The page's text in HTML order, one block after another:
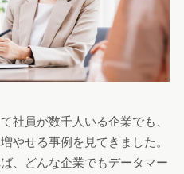
社員が数千人いる企業でも、
やせる事例を見てきました。
、どんな企業でもデータマー